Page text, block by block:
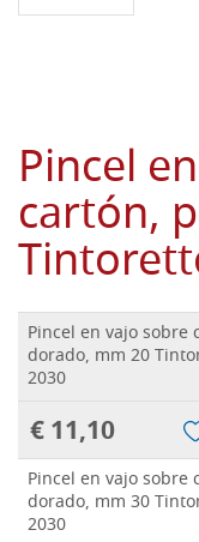
Pincel
cartón,
Pincel en vajo sobre
dorado, mm 20
2030
€ 11,10
Pincel en vajo sobre
dorado, mm 30
2030